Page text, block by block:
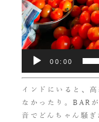
00:00
インドにいると、
なかったり。BAR
音でどんちゃん騒